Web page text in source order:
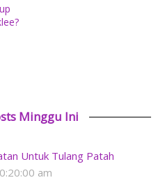
Minggu Ini
Untuk Tulang Patah
am